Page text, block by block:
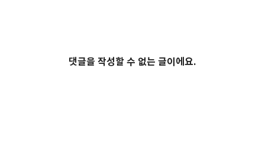
댓글을 작성할 수 없는 글이에요.